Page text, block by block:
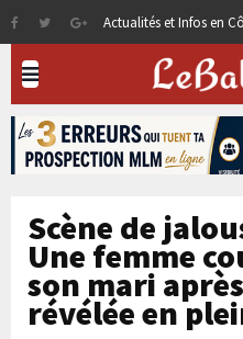
Actualités et Infos en
Scène de
Une femme
son mari
révélée en